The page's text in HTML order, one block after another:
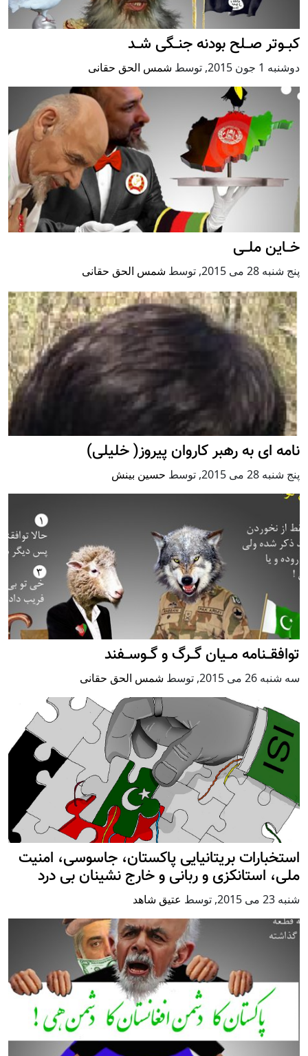
کبــوتر صــلح بودنه جنــگی شــد
دوشنبه 1 جون 2015 , توسط شمس الحق حقانی
خــاین ملــی
پنج شنبه 28 می 2015 , توسط شمس الحق حقانی
نامه ای به رهبر کاروان پیروز( خلیلی)
پنج شنبه 28 می 2015 , توسط حسین بینش
توافقــنامه مــیان گــرگ و گــوســفند
سه شنبه 26 می 2015 , توسط شمس الحق حقانی
استخبارات بریتانیایی پاکستان، جاسوسی، امنیت
ملی، استانکزی و ربانی و خارج نشینان بی درد
شنبه 23 می 2015 , توسط عتیق شاهد